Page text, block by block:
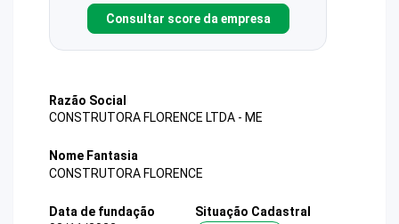
Consultar score da empresa
Razão Social
CONSTRUTORA FLORENCE LTDA - ME
Nome Fantasia
CONSTRUTORA FLORENCE
Data de fundação
Situação Cadastral